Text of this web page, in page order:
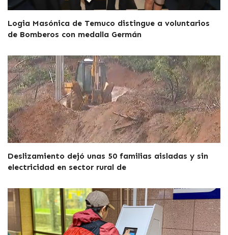
Logia Masónica de Temuco distingue a voluntarios
de Bomberos con medalla Germán
Deslizamiento dejó unas 50 familias aisladas y sin
electricidad en sector rural de